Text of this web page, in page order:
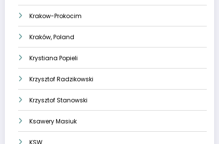
Krakow-Prokocim
Kraków, Poland
Krystiana Popieli
Krzysztof Radzikowski
Krzysztof Stanowski
Ksawery Masiuk